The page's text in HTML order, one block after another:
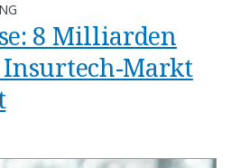
8 Milliarden
Markt